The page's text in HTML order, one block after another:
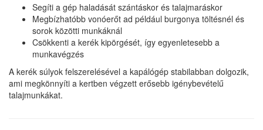
Segíti a gép haladását szántáskor és talajmaráskor
Megbízhatóbb vonóerőt ad például burgonya töltésnél és
sorok közötti munkáknál
Csökkenti a kerék kipörgését, így egyenletesebb a
munkavégzés
A kerék súlyok felszerelésével a kapálógép stabilabban dolgozik,
ami megkönnyíti a kertben végzett erősebb igénybevételű
talajmunkákat.